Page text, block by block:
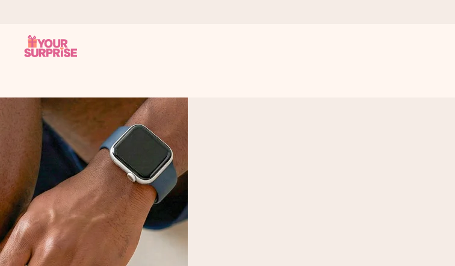
puissiez l’offrir au bon moment, quand cela compte le plus.
Reviews (total de tous les pays où nous sommes présents).
un message qui touche le cœur. Sans complications, juste tout l’amour pour le moment idéal.